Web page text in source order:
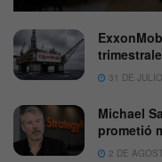
31 DE
Michael
prometió
2 DE